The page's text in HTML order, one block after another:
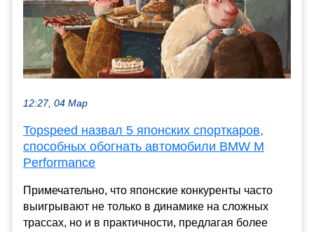
12:27, 04 Мар
Topspeed назвал 5 японских спорткаров,
способных обогнать автомобили BMW M
Performance
Примечательно, что японские конкуренты часто
выигрывают не только в динамике на сложных
трассах, но и в практичности, предлагая более